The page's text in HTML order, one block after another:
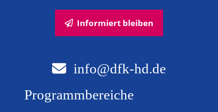
Informiert bleiben
info@dfk-hd.de
Programmbereiche